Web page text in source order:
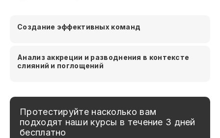
Создание эффективных команд
Анализ аккреции и разводнения в контексте
слияний и поглощений
Протестируйте насколько вам
подходят наши курсы в течение 3 дней
бесплатно